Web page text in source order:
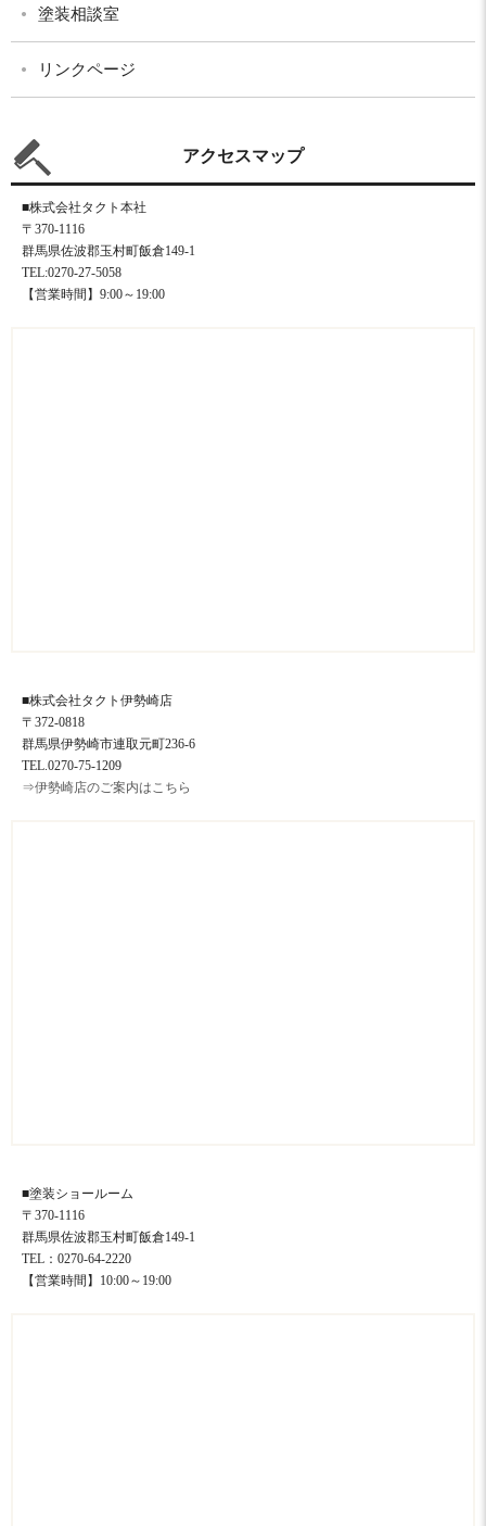
塗装相談室
リンクページ
アクセスマップ
■株式会社タクト本社
〒370-1116
群馬県佐波郡玉村町飯倉149-1
TEL:0270-27-5058
【営業時間】9:00～19:00
■株式会社タクト伊勢崎店
〒372-0818
群馬県伊勢崎市連取元町236-6
TEL.0270-75-1209
⇒伊勢崎店のご案内はこちら
■塗装ショールーム
〒370-1116
群馬県佐波郡玉村町飯倉149-1
TEL：0270-64-2220
【営業時間】10:00～19:00